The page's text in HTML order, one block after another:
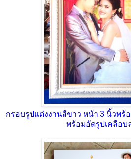
กรอบรูปแต่งงานสีขาว หน้า 3 นิ้วพร้
พร้อมอัดรูปเคลือบ